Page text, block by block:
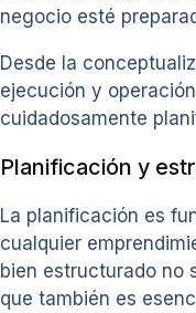
negocio esté
Desde la
ejecución y
cuidadosamente
Planificación y
La planificación es
cualquier
bien estructurado no
que también es